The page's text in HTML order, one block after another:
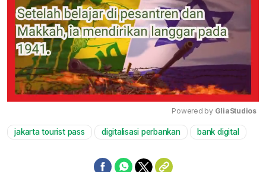
Mute
Powered by GliaStudios
jakarta tourist pass digitalisasi perbankan bank digital